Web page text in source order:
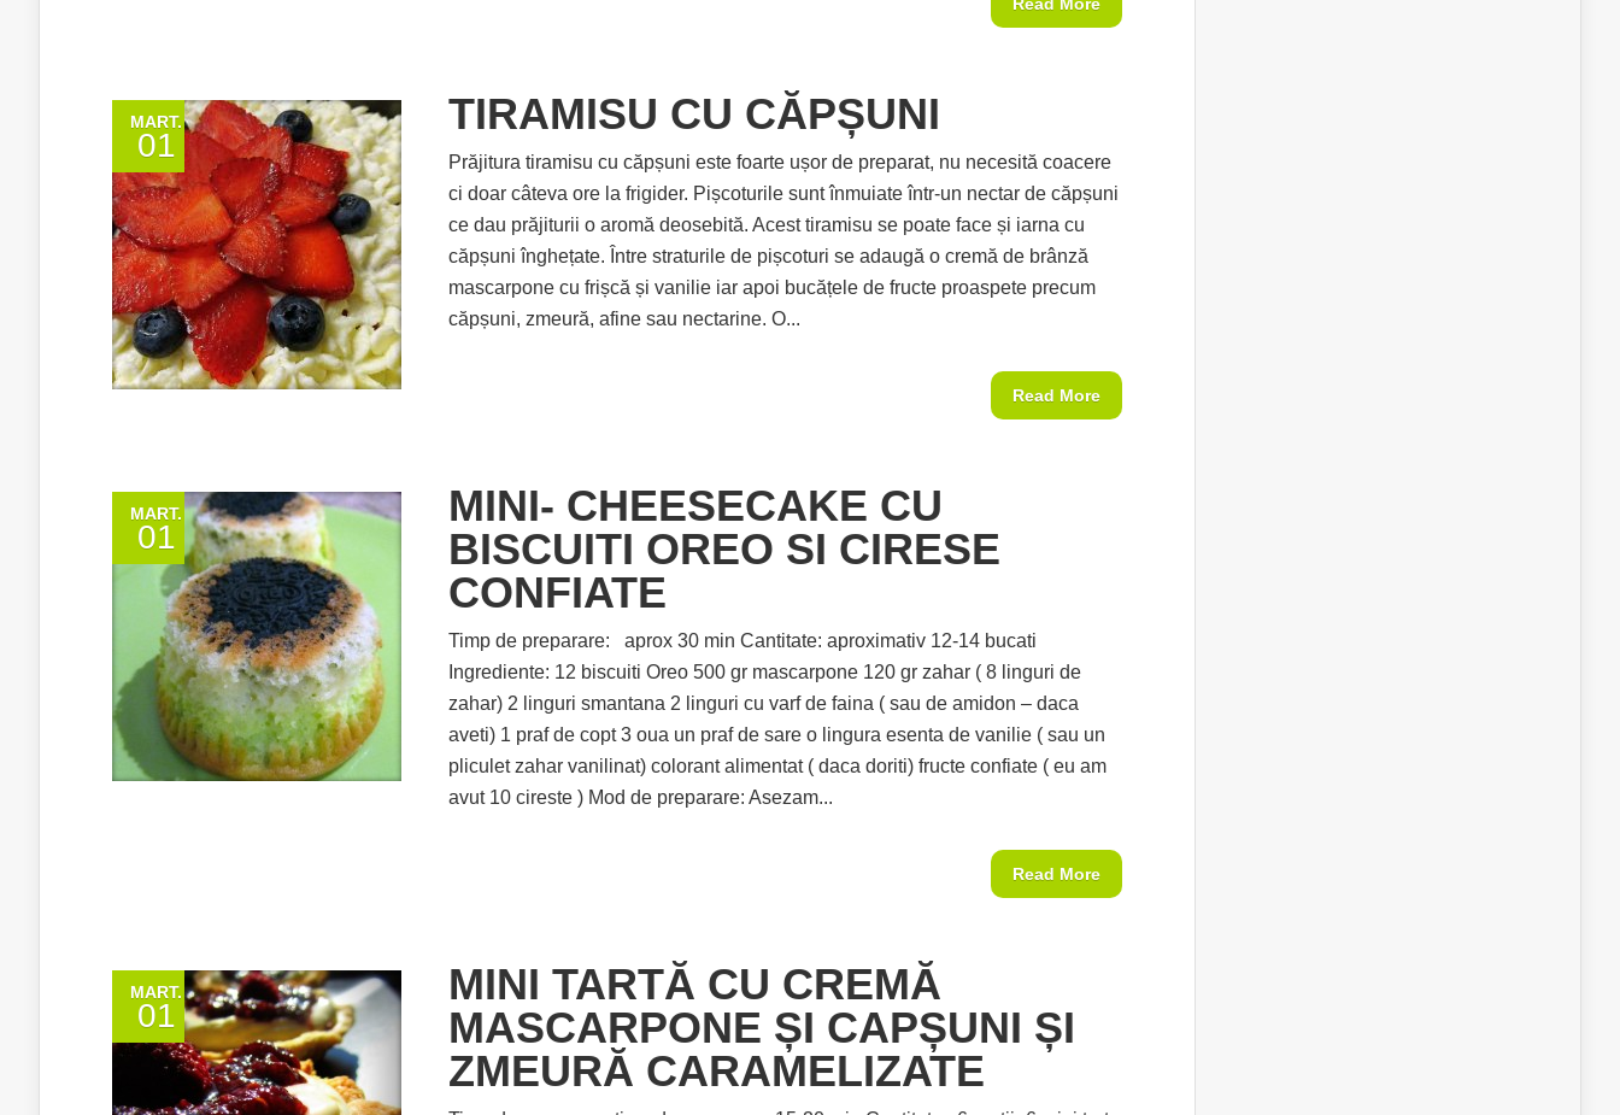
MART.
01
TIRAMISU CU CĂPȘUNI
Prăjitura tiramisu cu căpșuni este foarte ușor de preparat, nu necesită coacere
ci doar câteva ore la frigider. Pișcoturile sunt înmuiate într-un nectar de căpșuni
ce dau prăjiturii o aromă deosebită. Acest tiramisu se poate face și iarna cu
căpșuni înghețate. Între straturile de pișcoturi se adaugă o cremă de brânză
mascarpone cu frișcă și vanilie iar apoi bucățele de fructe proaspete precum
căpșuni, zmeură, afine sau nectarine. O...
Read More
MART.
01
MINI- CHEESECAKE CU
BISCUITI OREO SI CIRESE
CONFIATE
Timp de preparare: aprox 30 min Cantitate: aproximativ 12-14 bucati
Ingrediente: 12 biscuiti Oreo 500 gr mascarpone 120 gr zahar ( 8 linguri de
zahar) 2 linguri smantana 2 linguri cu varf de faina ( sau de amidon – daca
aveti) 1 praf de copt 3 oua un praf de sare o lingura esenta de vanilie ( sau un
pliculet zahar vanilinat) colorant alimentat ( daca doriti) fructe confiate ( eu am
avut 10 cireste ) Mod de preparare: Asezam...
Read More
MART.
01
MINI TARTĂ CU CREMĂ
MASCARPONE ȘI CAPȘUNI ȘI
ZMEURĂ CARAMELIZATE